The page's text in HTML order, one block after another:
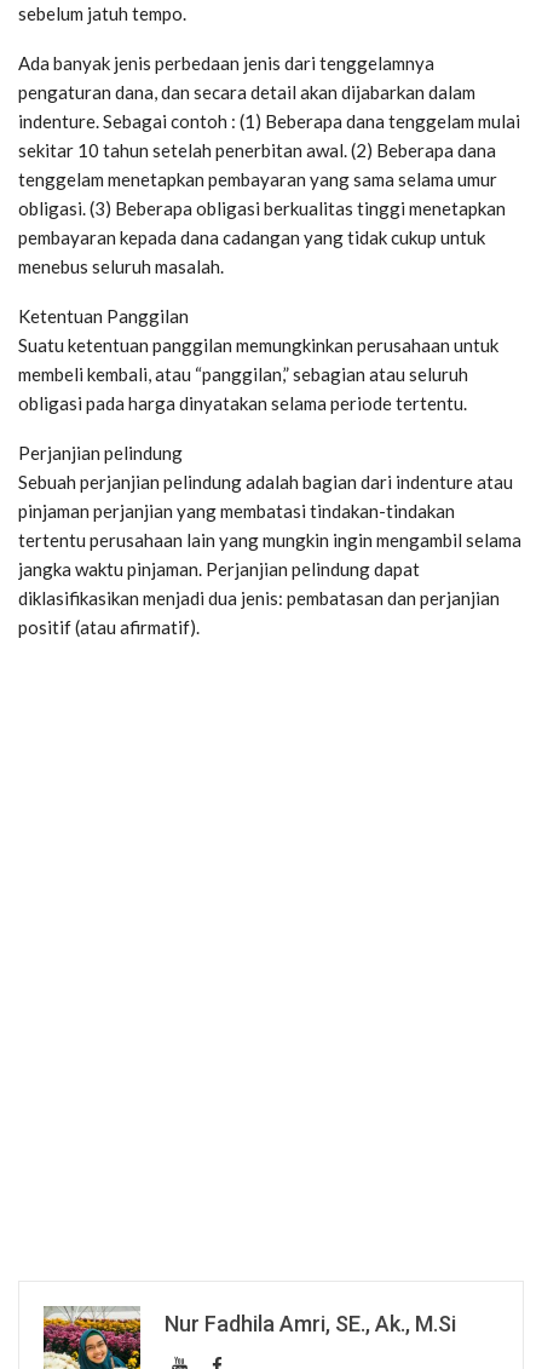
sebelum jatuh tempo.
Ada banyak jenis perbedaan jenis dari tenggelamnya
pengaturan dana, dan secara detail akan dijabarkan dalam
indenture. Sebagai contoh : (1) Beberapa dana tenggelam mulai
sekitar 10 tahun setelah penerbitan awal. (2) Beberapa dana
tenggelam menetapkan pembayaran yang sama selama umur
obligasi. (3) Beberapa obligasi berkualitas tinggi menetapkan
pembayaran kepada dana cadangan yang tidak cukup untuk
menebus seluruh masalah.
Ketentuan Panggilan
Suatu ketentuan panggilan memungkinkan perusahaan untuk
membeli kembali, atau “panggilan,” sebagian atau seluruh
obligasi pada harga dinyatakan selama periode tertentu.
Perjanjian pelindung
Sebuah perjanjian pelindung adalah bagian dari indenture atau
pinjaman perjanjian yang membatasi tindakan-tindakan
tertentu perusahaan lain yang mungkin ingin mengambil selama
jangka waktu pinjaman. Perjanjian pelindung dapat
diklasifikasikan menjadi dua jenis: pembatasan dan perjanjian
positif (atau afirmatif).
Nur Fadhila Amri, SE., Ak., M.Si